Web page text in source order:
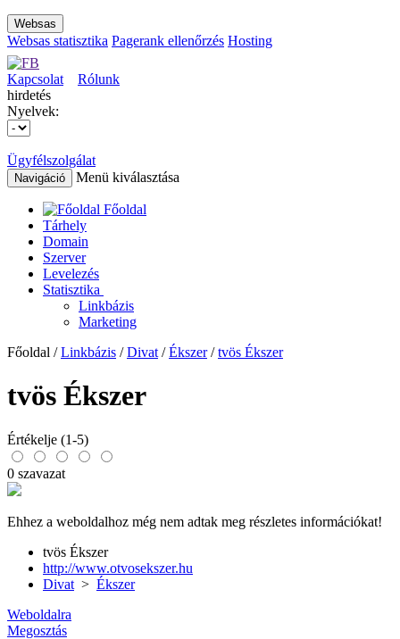
Websas
Websas statisztika Pagerank ellenőrzés Hosting
Kapcsolat
Rólunk
hirdetés
Nyelvek:
Ügyfélszolgálat
Navigáció Menü kiválasztása
Főoldal
Tárhely
Domain
Szerver
Levelezés
Statisztika
Linkbázis
Marketing
Főoldal /Linkbázis /Divat /Ékszer/tvös Ékszer
tvös Ékszer
Értékelje (1-5)
0 szavazat
Ehhez a weboldalhoz még nem adtak meg részletes információkat!
tvös Ékszer
http://www.otvosekszer.hu
Divat > Ékszer
Weboldalra
Megosztás